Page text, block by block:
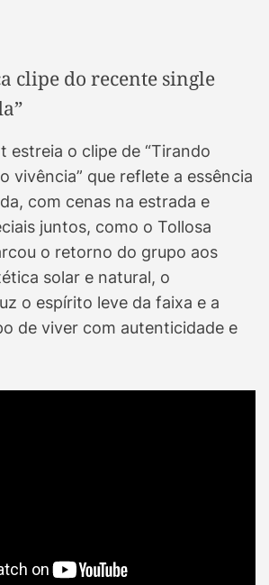
clipe do recente single
estreia o clipe de “Tirando
vivência” que reflete a essência
com cenas na estrada e
juntos, como o Tollosa
o retorno do grupo aos
solar e natural, o
o espírito leve da faixa e a
de viver com autenticidade e